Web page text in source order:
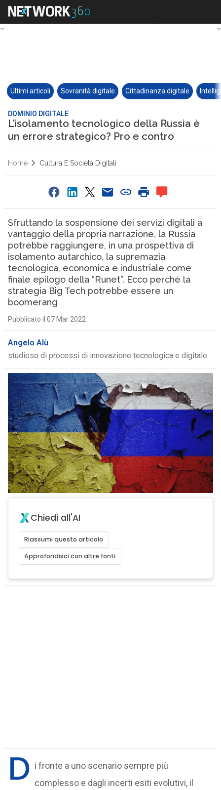
Ultimi articoli Sovranità digitale Cittadinanza digitale
DOMINIO DIGITALE
L’isolamento tecnologico della Russia è
un errore strategico? Pro e contro
Home Cultura E Società Digitali
Sfruttando la sospensione dei servizi digitali a
vantaggio della propria narrazione, la Russia
potrebbe raggiungere, in una prospettiva di
isolamento autarchico, la supremazia
tecnologica, economica e industriale come
finale epilogo della “Runet”. Ecco perché la
strategia Big Tech potrebbe essere un
boomerang
Pubblicato il 07 Mar 2022
Angelo Alù
studioso di processi di innovazione tecnologica e digitale
Chiedi all'AI
Riassumi questo articolo
Approfondisci con altre fonti
D i fronte a uno scenario sempre più
complesso e dagli incerti esiti evolutivi, il